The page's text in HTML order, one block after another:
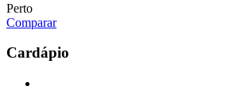
Perto
Comparar
Cardápio